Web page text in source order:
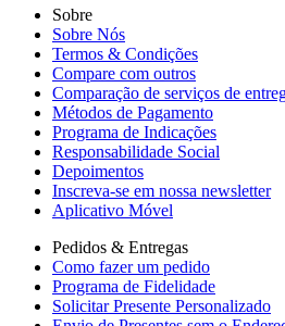
Sobre
Sobre Nós
Termos & Condições
Compare com outros
Comparação de serviços de
Métodos de Pagamento
Programa de Indicações
Responsabilidade Social
Depoimentos
Inscreva-se em nossa newsletter
Aplicativo Móvel
Pedidos & Entregas
Como fazer um pedido
Programa de Fidelidade
Solicitar Presente Personalizado